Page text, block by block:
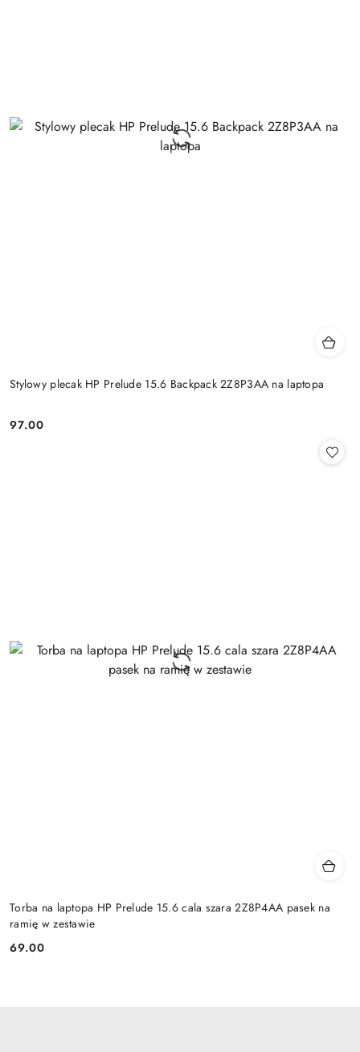
Stylowy plecak HP Prelude 15.6 Backpack 2Z8P3AA na laptopa
Cena:
97.00
Torba na laptopa HP Prelude 15.6 cala szara 2Z8P4AA pasek na
ramię w zestawie
Cena:
69.00